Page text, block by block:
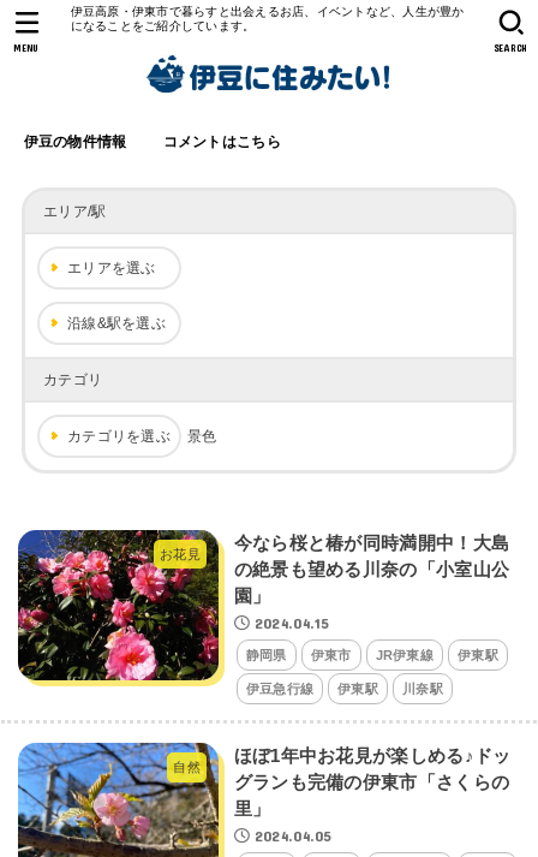
伊豆高原・伊東市で暮らすと出会えるお店、イベントなど、人生が豊か
になることをご紹介しています。
伊豆の物件情報 コメントはこちら
SEARCH
MENU
エリア/駅
エリアを選ぶ
沿線&駅を選ぶ
カテゴリ
カテゴリを選ぶ 景色
お花見
今なら桜と椿が同時満開中！大島
の絶景も望める川奈の「小室山公
園」
2024.04.15
静岡県 伊東市 JR伊東線 伊東駅
伊豆急行線 伊東駅 川奈駅
自然
ほぼ1年中お花見が楽しめる♪ドッ
グランも完備の伊東市「さくらの
里」
2024.04.05